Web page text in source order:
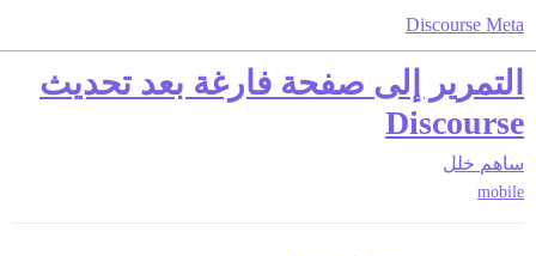
Discourse Meta
التمرير إلى صفحة فارغة بعد تحديث
Discourse
ساهم خلل
mobile